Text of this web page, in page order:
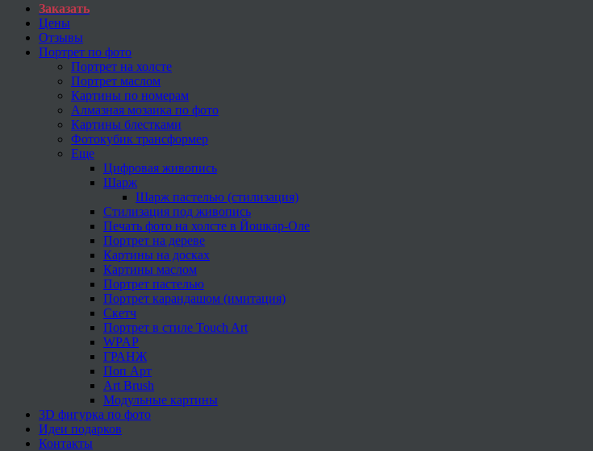
Заказать
Цены
Отзывы
Портрет по фото
Портрет на холсте
Портрет маслом
Картины по номерам
Алмазная мозаика по фото
Картины блестками
Фотокубик трансформер
Еще
Цифровая живопись
Шарж
Шарж пастелью (стилизация)
Стилизация под живопись
Печать фото на холсте в Йошкар-Оле
Портрет на дереве
Картины на досках
Картины маслом
Портрет пастелью
Портрет карандашом (имитация)
Скетч
Портрет в стиле Touch Art
WPAP
ГРАНЖ
Поп Арт
Art Brush
Модульные картины
3D фигурка по фото
Идеи подарков
Контакты